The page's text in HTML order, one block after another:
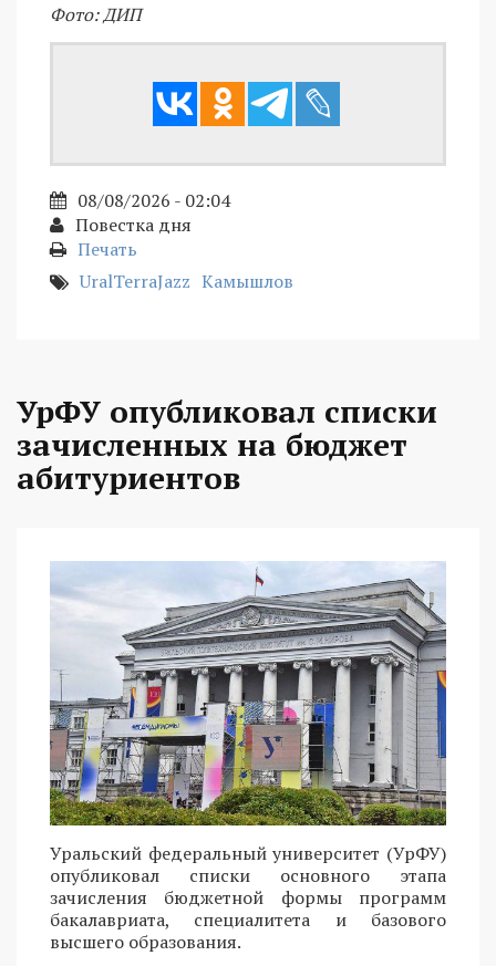
Фото: ДИП
08/08/2026 - 02:04
Повестка дня
Печать
UralTerraJazz Камышлов
УрФУ опубликовал списки
зачисленных на бюджет
абитуриентов
Уральский федеральный университет (УрФУ)
опубликовал списки основного этапа
зачисления бюджетной формы программ
бакалавриата, специалитета и базового
высшего образования.